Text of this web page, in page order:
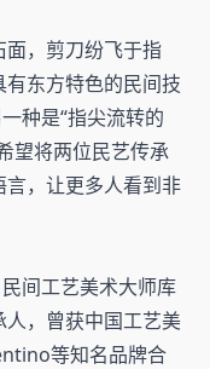
，剪刀纷飞于指
东方特色的民间技
种是“指尖流转的
望将两位民艺传承
，让更多人看到非
间工艺美术大师库
，曾获中国工艺美
等知名品牌合